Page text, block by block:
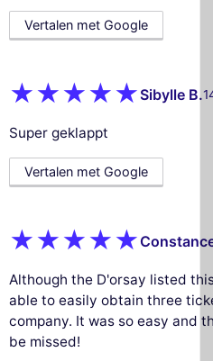
Vertalen met Google
Sibylle B.
Super geklappt
Vertalen met Google
Although the D'orsay listed
able to easily obtain three
company. It was so easy and
be missed!